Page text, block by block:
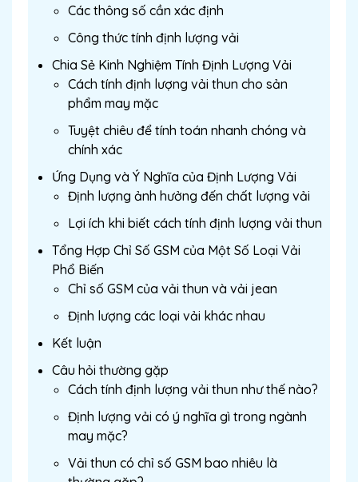
Các thông số cần xác định
Công thức tính định lượng vải
Chia Sẻ Kinh Nghiệm Tính Định Lượng Vải
Cách tính định lượng vải thun cho sản
phẩm may mặc
Tuyệt chiêu để tính toán nhanh chóng và
chính xác
Ứng Dụng và Ý Nghĩa của Định Lượng Vải
Định lượng ảnh hưởng đến chất lượng vải
Lợi ích khi biết cách tính định lượng vải thun
Tổng Hợp Chỉ Số GSM của Một Số Loại Vải
Phổ Biến
Chỉ số GSM của vải thun và vải jean
Định lượng các loại vải khác nhau
Kết luận
Câu hỏi thường gặp
Cách tính định lượng vải thun như thế nào?
Định lượng vải có ý nghĩa gì trong ngành
may mặc?
Vải thun có chỉ số GSM bao nhiêu là